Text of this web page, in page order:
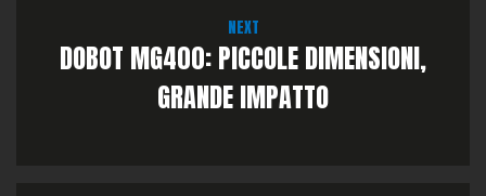
NEXT
DOBOT MG400: PICCOLE DIMENSIONI,
GRANDE IMPATTO